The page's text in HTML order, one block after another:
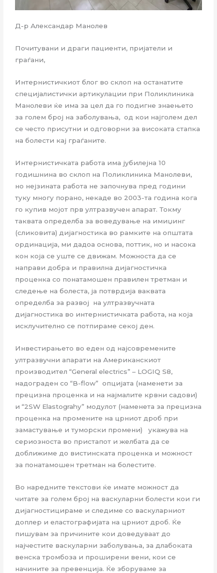
Д-р Александар Манолев
Почитувани и драги пациенти, пријатели и
граѓани,
Интернистичкиот блог во склоп на останатите
специјалистички артикулации при Поликлиника
Манолеви ќе има за цел да го подигне знаењето
за голем број на заболувања, од кои најголем дел
се често присутни и одговорни за високата стапка
на болести кај граѓаните.
Интернистичката работа има јубилејна 10
годишнина во склоп на Поликлиника Манолеви,
но нејзината работа не започнува пред години
туку многу порано, некаде во 2003-та година кога
го купив мојот прв ултразвучен апарат. Токму
таквата определба за воведување на имиџинг
(сликовита) дијагностика во рамките на општата
ординација, ми дадоа основа, поттик, но и насока
кон која се уште се движам. Можноста да се
направи добра и правилна дијагностичка
проценка со понатамошен правилен третман и
следење на болеста, ја потврдија ваквата
определба за развој на ултразвучната
дијагностика во интернистичката работа, на која
исклучително се потпираме секој ден.
Инвестирањето во еден од најсовремените
ултразвучни апарати на Американскиот
производител “General electrics” – LOGIQ S8,
надограден со “B-flow” опцијата (наменети за
прецизна проценка и на најмалите крвни садови)
и “2SW Elastograhy” модулот (наменета за прецизна
проценка на промените на црниот дроб при
замастување и туморски промени) укажува на
сериозноста во пристапот и желбата да се
доближиме до вистинската проценка и можност
за понатамошен третман на болестите.
Во наредните текстови ќе имате можност да
читате за голем број на васкуларни болести кои ги
дијагностицираме и следиме со васкуларниот
доплер и еластографијата на црниот дроб. Ќе
пишувам за причините кои доведуваат до
најчестите васкуларни заболувања, за длабоката
венска тромбоза и проширени вени, кои се
начините за превенција. Ќе зборуваме за